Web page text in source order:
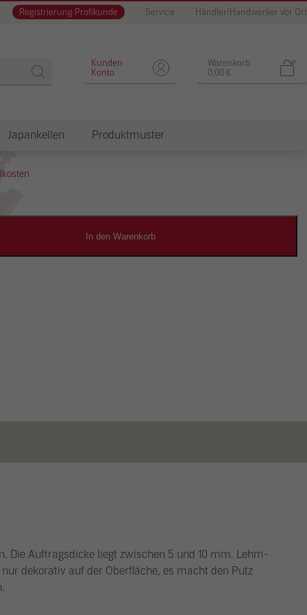
Registrierung Profikunde Service Händler/Handwerker vor Ort
Warenkorb
0,00 €
Kunden
Konto
Japankellen Produktmuster
In den Warenkorb
Die Auftragsdicke liegt zwischen 5 und 10 mm. Lehm-
dekorativ auf der Oberfläche, es macht den Putz